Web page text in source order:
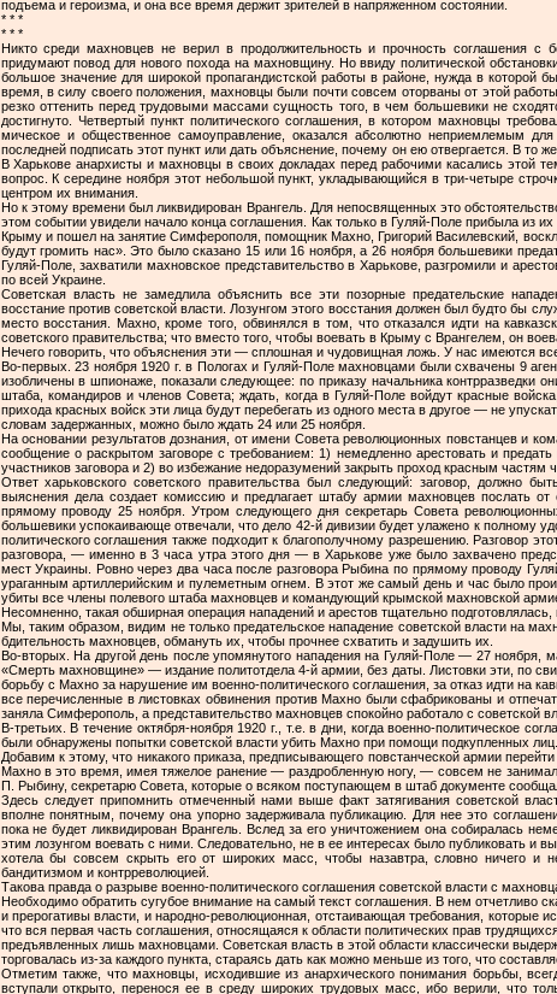
подъема и героизма, и она все время держит зрителей в напряженном состоянии.
* * *
* * *
Никто среди махновцев не верил в продолжительность и проч­ность соглашения
придумают повод для нового похода на махновщину. Но ввиду политической
боль­шое значение для широкой пропагандистской работы в районе, нужда в которой
время, в силу своего положения, махновцы были почти совсем оторваны от этой
резко оттенить перед трудовыми массами сущность того, в чем большевики не
достигнуто. Четвертый пункт политического соглашения, в котором махновцы
мическое и общественное самоуправление, оказался абсолютно неприемлемым
последней подписать этот пункт или дать объяснение, почему он ею отвергается. В то
В Харькове анархисты и махновцы в своих докладах перед рабочими касались этой
вопрос. К середине ноября этот неболь­шой пункт, укладывающийся в три-четыре
центром их внимания.
Но к этому времени был ликвидирован Врангель. Для непос­вященных это
этом событии увидели начало конца соглашения. Как только в Гуляй-Поле прибыла из
Крыму и пошел на занятие Симферополя, помощник Махно, Григорий Василевский,
будут громить нас». Это было сказано 15 или 16 ноября, а 26 ноября большевики
Гуляй-Поле, захватили махновское предста­вительство в Харькове, разгромили и
по всей Украине.
Советская власть не замедлила объяснить все эти позорные пре­дательские
восстание против советской власти. Лозунгом этого восстания должен был будто бы
место восстания. Махно, кроме того, обвинялся в том, что отка­зался идти на
советского правительства; что вместо того, чтобы воевать в Крыму с Врангелем, он
Нечего говорить, что объяснения эти — сплошная и чудовищ­ная ложь. У нас имеются
Во-первых. 23 ноября 1920 г. в Пологах и Гуляй-Поле махнов­цами были схвачены 9
изобличены в шпионаже, показали следующее: по приказу начальника контрраз­ведки
штаба, командиров и членов Совета; ждать, когда в Гуляй-Поле войдут красные
прихода красных войск эти лица будут перебегать из одного места в другое — не
словам задержанных, можно было ждать 24 или 25 ноября.
На основании результатов дознания, от имени Совета револю­ционных повстанцев и
сообщение о раскрытом заговоре с требованием: 1) немедленно арестовать и
участников заговора и 2) во избежание недоразумений за­крыть проход красным частям
Ответ харьковского советского правительства был следующий: заговор, должно
выяснения дела создает комиссию и предлагает штабу армии махновцев послать
прямому проводу 25 ноября. Утром следующего дня секретарь Совета
большевики успокаивающе отвечали, что дело 42-й дивизии будет улажено к полному
политического соглашения также подходит к благополучному разрешению. Разго­вор
разговора, — именно в 3 часа утра этого дня — в Харькове уже было захвачено
мест Ук­раины. Ровно через два часа после разговора Рыбина по прямому проводу
ураганным артиллерийским и пулеметным огнем. В этот же самый день и час было
убиты все члены полевого штаба махновцев и командующий крымской махновской
Несомненно, такая обширная операция нападений и арестов тщательно
Мы, таким образом, видим не только предательское нападение советской власти на
бдительность махновцев, обмануть их, чтобы прочнее схватить и задушить их.
Во-вторых. На другой день после упомянутого нападения на Гуляй-Поле — 27 ноября,
«Смерть махновщи­не» — издание политотдела 4-й армии, без даты. Листовки эти, по
борьбу с Махно за нарушение им военно-поли­тического соглашения, за отказ идти на
все перечисленные в листовках обвинения против Махно были сфаб­рикованы и
заняла Симферополь, а предста­вительство махновцев спокойно работало с советской
В-третьих. В течение октября-ноября 1920 г., т.е. в дни, ког­да военно-политическое
были обнаружены попытки советской власти убить Махно при помощи подкуплен­ных лиц.
Добавим к этому, что никакого приказа, предписывающего по­встанческой армии
Махно в это время, имея тяжелое ранение — раздробленную ногу, — совсем не
П. Рыбину, секретарю Совета, которые о всяком посту­пающем в штаб документе
Здесь следует припомнить отмеченный нами выше факт за­тягивания советской
вполне понятным, почему она упорно задерживала публикацию. Для нее это
пока не будет ликвидирован Врангель. Вслед за его уничтожением она собиралась
этим ло­зунгом воевать с ними. Следовательно, не в ее интересах было публиковать и
хотела бы совсем скрыть его от широких масс, чтобы назавтра, словно ничего
бандитизмом и контрреволюцией.
Такова правда о разрыве военно-политического соглашения со­ветской власти с
Необходимо обратить сугубое внимание на самый текст согла­шения. В нем отчетливо
и прерогативы власти, и народно-революционная, отстаивающая требования, которые
что вся первая часть соглашения, относящаяся к об­ласти политических прав
предъявленных лишь махновцами. Советская власть в этой обла­сти классически
торговалась из-за каждого пункта, стараясь дать как можно меньше из того, что
Отметим также, что махновцы, исходившие из анархического понимания борьбы,
вступали открыто, перенося ее в среду широких трудовых масс, ибо верили, что